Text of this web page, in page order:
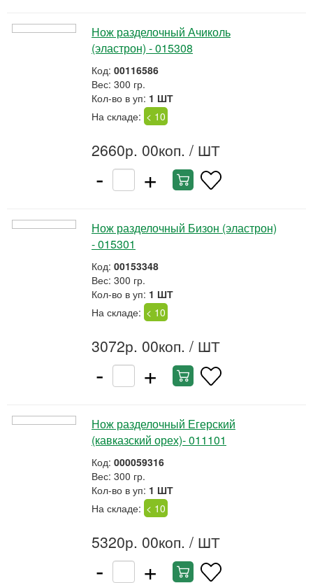
Нож разделочный Ачиколь
(эластрон) - 015308
Код: 00116586
Вес: 300 гр.
Кол-во в уп: 1 ШТ
На складе: < 10
2660р. 00коп. / ШТ
- +
Нож разделочный Бизон (эластрон)
- 015301
Код: 00153348
Вес: 300 гр.
Кол-во в уп: 1 ШТ
На складе: < 10
3072р. 00коп. / ШТ
- +
Нож разделочный Егерский
(кавказский орех)- 011101
Код: 000059316
Вес: 300 гр.
Кол-во в уп: 1 ШТ
На складе: < 10
5320р. 00коп. / ШТ
- +